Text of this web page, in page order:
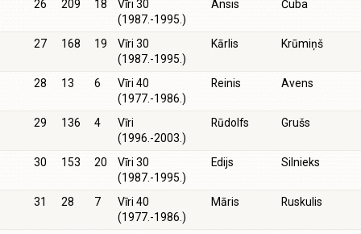
26 209 18
Vīri 30
(1987.-1995.)
Ansis Čuba
27 168 19
Vīri 30
(1987.-1995.)
Kārlis Krūmiņš
28 13 6
Vīri 40
(1977.-1986.)
Reinis Avens
29 136 4
Vīri
(1996.-2003.)
Rūdolfs Grušs
30 153 20
Vīri 30
(1987.-1995.)
Edijs Silnieks
31 28 7
Vīri 40
(1977.-1986.)
Māris Ruskulis